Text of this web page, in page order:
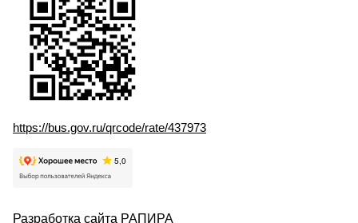
https://bus.gov.ru/qrcode/rate/437973
Разработка сайта РАПИРА